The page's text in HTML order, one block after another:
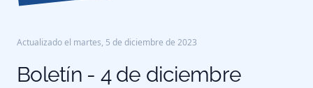
Actualizado el martes, 5 de diciembre de 2023
Boletín - 4 de diciembre